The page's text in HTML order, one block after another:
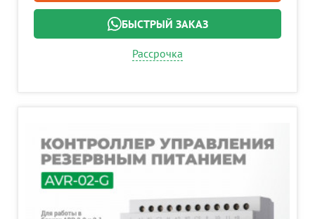
БЫСТРЫЙ ЗАКАЗ
Рассрочка